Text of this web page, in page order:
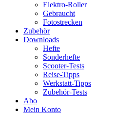
Elektro-Roller
Gebraucht
Fotostrecken
Zubehör
Downloads
Hefte
Sonderhefte
Scooter-Tests
Reise-Tipps
Werkstatt-Tipps
Zubehör-Tests
Abo
Mein Konto